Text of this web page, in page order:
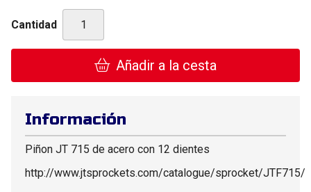
Cantidad
Añadir a la cesta
Información
Piñon JT 715 de acero con 12 dientes
http://www.jtsprockets.com/catalogue/sprocket/JTF715/